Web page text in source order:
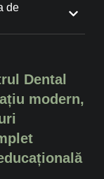
de
Dental
modern,